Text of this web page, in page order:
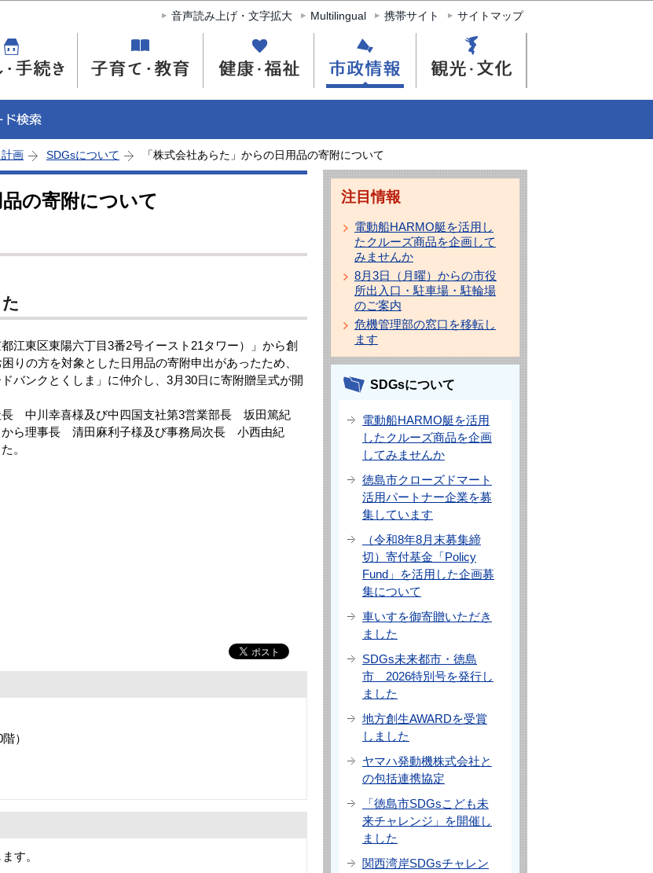
このページの本文へ移動
音声読み上げ・文字拡大 Multilingual 携帯サイト サイトマップ
画 SDGsについて 「株式会社あらた」からの日用品の寄附について
の寄附について
江東区東陽六丁目3番2号イースト21タワー）」から創
りの方を対象とした日用品の寄附申出があったため、
バンクとくしま」に仲介し、3月30日に寄附贈呈式が開
中川幸喜様及び中四国支社第3営業部長 坂田篤紀
から理事長 清田麻利子様及び事務局次長 小西由紀
。
）
す。
注目情報
電動船HARMO艇を活用し
たクルーズ商品を企画して
みませんか
8月3日（月曜）からの市役
所出入口・駐車場・駐輪場
のご案内
危機管理部の窓口を移転し
ます
SDGsについて
電動船HARMO艇を活用
したクルーズ商品を企画
してみませんか
徳島市クローズドマート
活用パートナー企業を募
集しています
（令和8年8月末募集締
切）寄付基金「Policy
Fund」を活用した企画募
集について
車いすを御寄贈いただき
ました
SDGs未来都市・徳島
市 2026特別号を発行し
ました
地方創生AWARDを受賞
しました
ヤマハ発動機株式会社と
の包括連携協定
「徳島市SDGsこども未
来チャレンジ」を開催し
ました
関西湾岸SDGsチャレン